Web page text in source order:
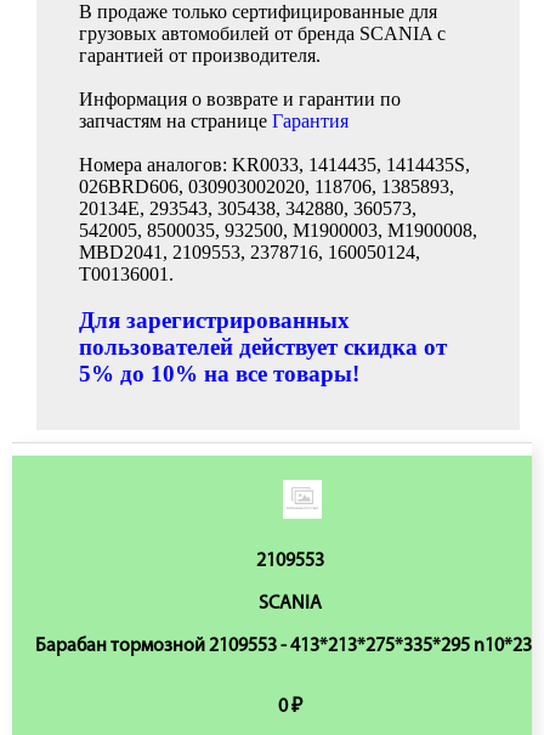
В продаже только сертифицированные для
грузовых автомобилей от бренда SCANIA с
гарантией от производителя.
Информация о возврате и гарантии по
запчастям на странице Гарантия
Номера аналогов: KR0033, 1414435, 1414435S,
026BRD606, 030903002020, 118706, 1385893,
20134E, 293543, 305438, 342880, 360573,
542005, 8500035, 932500, M1900003, M1900008,
MBD2041, 2109553, 2378716, 160050124,
T00136001.
Для зарегистрированных
пользователей действует скидка от
5% до 10% на все товары!
2109553
SCANIA
Барабан тормозной 2109553 - 413*213*275*335*295 n10*23.5
0 ₽